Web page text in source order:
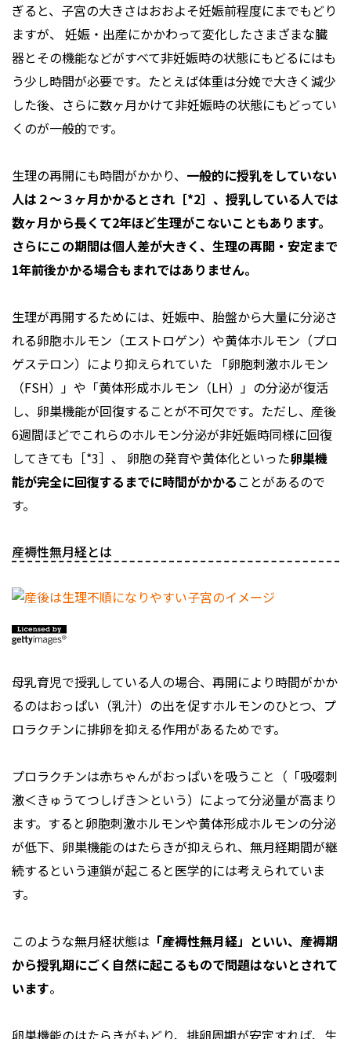
ぎると、子宮の大きさはおおよそ妊娠前程度にまでもどり
ますが、 妊娠・出産にかかわって変化したさまざまな臓
器とその機能などがすべて非妊娠時の状態にもどるにはも
う少し時間が必要です。たとえば体重は分娩で大きく減少
した後、さらに数ヶ月かけて非妊娠時の状態にもどってい
くのが一般的です。
生理の再開にも時間がかかり、 一般的に授乳をしていない
人は２〜３ヶ月かかるとされ［*2］、授乳している人では
数ヶ月から長くて2年ほど生理がこないこともあります。
さらにこの期間は個人差が大きく、生理の再開・安定まで
1年前後かかる場合もまれではありません。
生理が再開するためには、妊娠中、胎盤から大量に分泌さ
れる卵胞ホルモン（エストロゲン）や黄体ホルモン（プロ
ゲステロン）により抑えられていた 「卵胞刺激ホルモン
（FSH）」や「黄体形成ホルモン（LH）」の分泌が復活
し、卵巣機能が回復することが不可欠です。ただし、産後
6週間ほどでこれらのホルモン分泌が非妊娠時同様に回復
してきても［*3］、 卵胞の発育や黄体化といった卵巣機
能が完全に回復するまでに時間がかかることがあるので
す。
産褥性無月経とは
母乳育児で授乳している人の場合、再開により時間がかか
るのはおっぱい（乳汁）の出を促すホルモンのひとつ、プ
ロラクチンに排卵を抑える作用があるためです。
プロラクチンは赤ちゃんがおっぱいを吸うこと（「吸啜刺
激＜きゅうてつしげき＞という）によって分泌量が高まり
ます。すると卵胞刺激ホルモンや黄体形成ホルモンの分泌
が低下、卵巣機能のはたらきが抑えられ、無月経期間が継
続するという連鎖が起こると医学的には考えられていま
す。
このような無月経状態は 「産褥性無月経」といい、産褥期
から授乳期にごく自然に起こるもので問題はないとされて
います。